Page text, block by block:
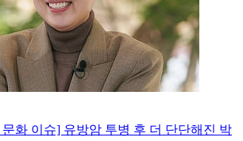
화 이슈] 유방암 투병 후 더 단단해진 박